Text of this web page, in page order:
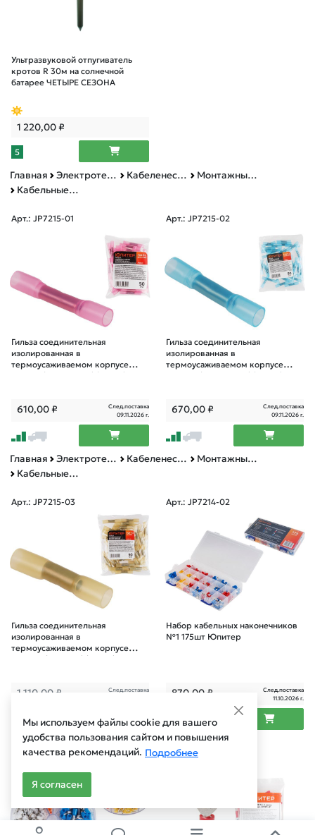
Ультразвуковой отпугиватель
кротов R 30м на солнечной
батарее ЧЕТЫРЕ СЕЗОНА
1 220,00₽
5
Главная Электротехническая продукция Кабеленесущие системы
Монтажные изделия
Кабельные наконечники
Арт.: JP7215-01
Гильза соединительная
изолированная в
термоусаживаемом корпусе
ГСИ-Т-1 (0.5-1.5 мм2) (50 шт)
610,00₽
След.поставка
09.11.2026 г.
Арт.: JP7215-02
Гильза соединительная
изолированная в
термоусаживаемом корпусе
ГСИ-Т-2 (1.5-2.5 мм2) (50 шт)
670,00₽
След.поставка
09.11.2026 г.
Главная Электротехническая продукция Кабеленесущие системы
Монтажные изделия
Кабельные наконечники
Арт.: JP7215-03
Гильза соединительная
изолированная в
термоусаживаемом корпусе
ГСИ-Т-3 (4-6 мм2) (50 шт)
1 110,00 ₽
След.поставка
Арт.: JP7214-02
Набор кабельных наконечников
№1 175шт Юпитер
870,00₽
След.поставка
11.10.2026 г.
Арт.: JP7214-01 Арт.: JP7211-01
Мы используем файлы cookie для вашего
удобства пользования сайтом и повышения
качества рекомендаций. Подробнее
Я согласен